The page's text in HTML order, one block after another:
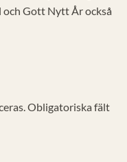
och Gott Nytt År också
Obligatoriska fält